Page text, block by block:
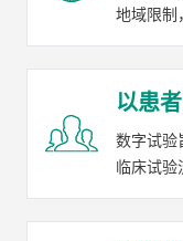
地域限制
以患
数字试验
临床试验